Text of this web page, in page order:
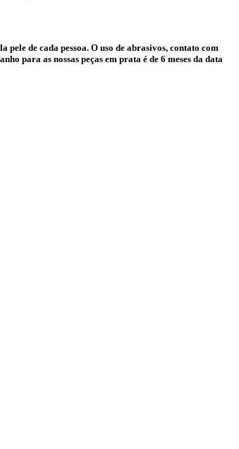
de cada pessoa. O uso de abrasivos, contato com
para as nossas peças em prata é de 6 meses da data